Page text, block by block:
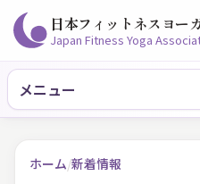
日本フィットネスヨー
Japan Fitness Yoga
メニュー
ホーム/新着情報